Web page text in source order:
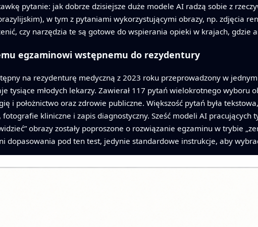
pytanie: jak dobrze dzisiejsze duże modele AI radzą sobie z
w tym z pytaniami wykorzystującymi obrazy, np. zdjęcia
czy narzędzia te są gotowe do wspierania opieki w krajach, gdzie
egzaminowi wstępnemu do rezydentury
na rezydenturę medyczną z 2023 roku przeprowadzony w
tysiące młodych lekarzy. Zawierał 117 pytań wielokrotnego wyboru
i położnictwo oraz zdrowie publiczne. Większość pytań była
kliniczne i zapis diagnostyczny. Sześć modeli AI pracujących
obrazy zostały poproszone o rozwiązanie egzaminu w trybie
dopasowania pod ten test, jedynie standardowe instrukcje, aby